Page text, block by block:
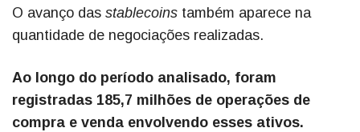
O avanço das stablecoins também aparece na
quantidade de negociações realizadas.
Ao longo do período analisado, foram
registradas 185,7 milhões de operações de
compra e venda envolvendo esses ativos.